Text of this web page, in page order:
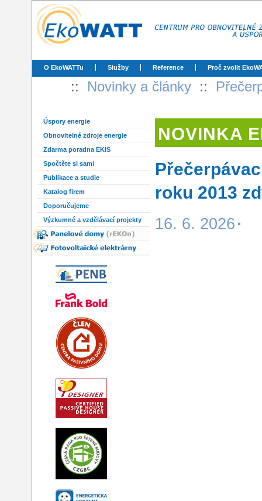
O EkoWATTu Služby Reference Proč zvolit
:: Novinky a články ::
Úspory energie
Obnovitelné zdroje energie
Zdarma poradna EKIS
Spočtěte si sami
Publikace a studie
Katalog firem
Doporučujeme
Výzkumné a vzdělávací projekty
NOVINKA
roku 2013
16. 6. 2026